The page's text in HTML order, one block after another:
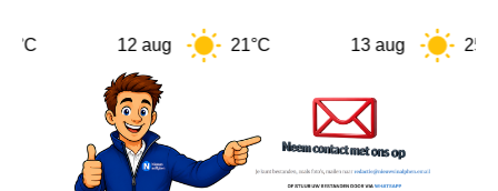
12 aug 21°C 13 aug 25°C